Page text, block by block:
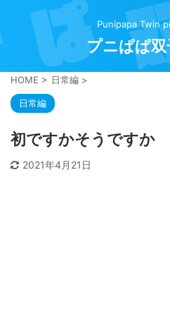
Punipapa Twin
プニぱぱ
HOME > 日常編 >
日常編
初ですかそうですか
2021年4月21日